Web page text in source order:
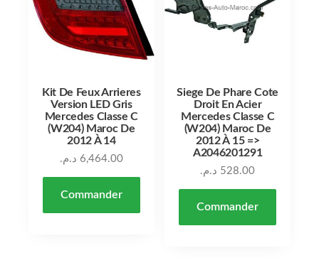
Kit De Feux Arrieres
Version LED Gris
Mercedes Classe C
(W204) Maroc De
2012 À 14
6,464.00 د.م.
Commander
Siege De Phare Cote
Droit En Acier
Mercedes Classe C
(W204) Maroc De
2012 À 15 =>
A2046201291
528.00 د.م.
Commander